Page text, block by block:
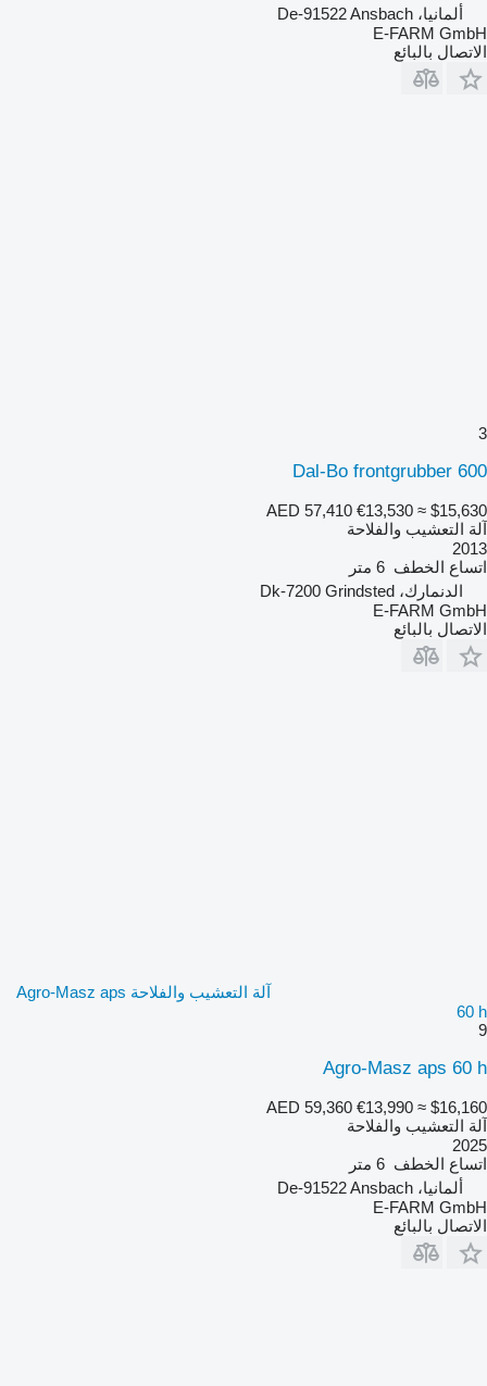
ألمانيا، De-91522 Ansbach
E-FARM GmbH
الاتصال بالبائع
3
Dal-Bo frontgrubber 600
AED 57,410 €13,530 ≈ $15,630
آلة التعشيب والفلاحة
2013
اتساع الخطف 6 متر
الدنمارك، Dk-7200 Grindsted
E-FARM GmbH
الاتصال بالبائع
آلة التعشيب والفلاحة Agro-Masz aps
60 h
9
Agro-Masz aps 60 h
AED 59,360 €13,990 ≈ $16,160
آلة التعشيب والفلاحة
2025
اتساع الخطف 6 متر
ألمانيا، De-91522 Ansbach
E-FARM GmbH
الاتصال بالبائع